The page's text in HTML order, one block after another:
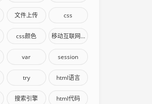
文件上传 css
css颜色 移动互联网终端
var session
try html语言
搜索引擎 html代码